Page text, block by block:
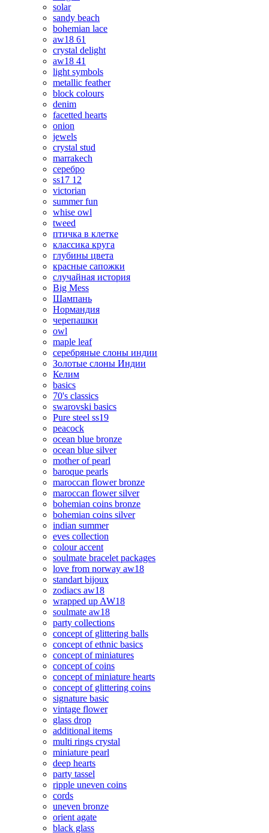
solar
sandy beach
bohemian lace
aw18 61
crystal delight
aw18 41
light symbols
metallic feather
block colours
denim
facetted hearts
onion
jewels
crystal stud
marrakech
серебро
ss17 12
victorian
summer fun
whise owl
tweed
птичка в клетке
классика круга
глубины цвета
красные сапожки
случайная история
Big Mess
Шампань
Нормандия
черепашки
owl
maple leaf
серебряные слоны индии
Золотые слоны Индии
Келим
basics
70's classics
swarovski basics
Pure steel ss19
peacock
ocean blue bronze
ocean blue silver
mother of pearl
baroque pearls
maroccan flower bronze
maroccan flower silver
bohemian coins bronze
bohemian coins silver
indian summer
eves collection
colour accent
soulmate bracelet packages
love from norway aw18
standart bijoux
zodiacs aw18
wrapped up AW18
soulmate aw18
party collections
concept of glittering balls
concept of ethnic basics
concept of miniatures
concept of coins
concept of miniature hearts
concept of glittering coins
signature basic
vintage flower
glass drop
additional items
multi rings crystal
miniature pearl
deep hearts
party tassel
ripple uneven coins
cords
uneven bronze
orient agate
black glass